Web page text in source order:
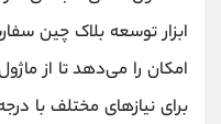
ابزار توسعه بلاک چین
امکان را می‌دهد تا از
برای نیازهای مختلف با